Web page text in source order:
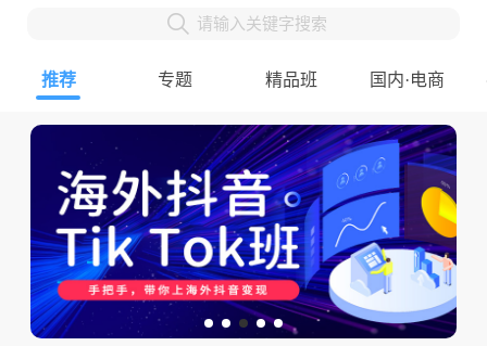
请输入关键字搜索
推荐 专题 精品班 国内·电商